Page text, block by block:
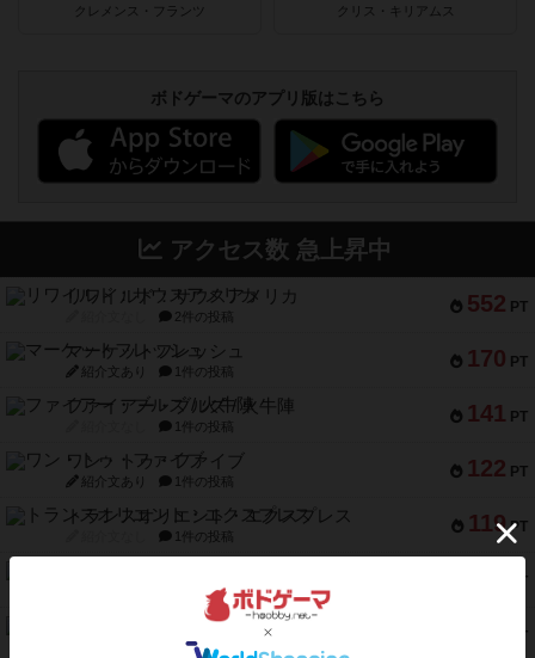
クレメンス・フランツ クリス・キリアムス
ボドゲーマのアプリ版はこちら
アクセス数 急上昇中
552 PT
リワイルド：サウスアメリカ
2件の投稿
170 PT
マーケットフレッシュ
紹介文あり 1件の投稿
141 PT
ファイアー・ブルズ / 火牛陣
1件の投稿
122 PT
ワン・トゥ・ファイブ
紹介文あり 1件の投稿
119 PT
トランスオリエント・エクスプレス
1件の投稿
PT
2件の投稿
PT
エコーズ・オブ・タイム
8件の投稿